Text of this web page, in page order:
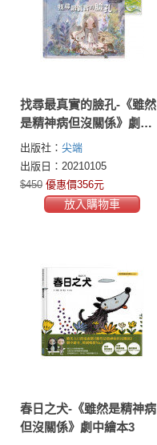
找尋最真實的臉孔-《雖然
是精神病但沒關係》劇中
繪本5(尚泰圖畫本組)
出版社： 尖端
出版日：20210105
$450 優惠價356元
放入購物車
春日之犬-《雖然是精神病
但沒關係》劇中繪本3